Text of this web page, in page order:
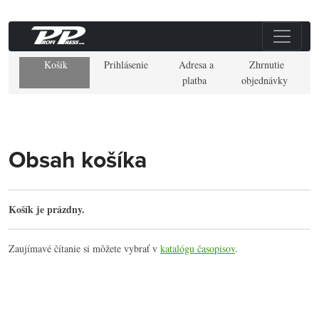
Košík Prihlásenie
Adresa a
platba
Zhrnutie
objednávky
Obsah košíka
Košík je prázdny.
Zaujímavé čítanie si môžete vybrať v katalógu časopisov.